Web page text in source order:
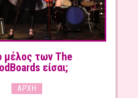
μέλος των The
είσαι;
ΑΡΧΉ